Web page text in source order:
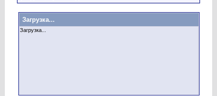
Загрузка...
Загрузка...